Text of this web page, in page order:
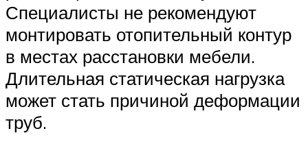
Специалисты не рекомендуют
монтировать отопительный контур
в местах расстановки мебели.
Длительная статическая нагрузка
может стать причиной деформации
труб.